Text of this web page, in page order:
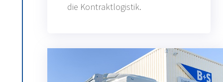
die Kontraktlogistik.